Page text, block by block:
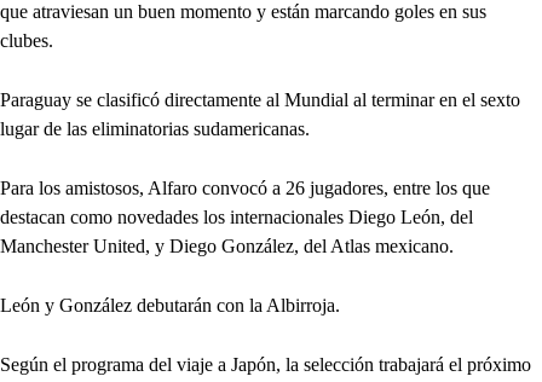
que atraviesan un buen momento y están marcando goles en sus
clubes.
Paraguay se clasificó directamente al Mundial al terminar en el sexto
lugar de las eliminatorias sudamericanas.
Para los amistosos, Alfaro convocó a 26 jugadores, entre los que
destacan como novedades los internacionales Diego León, del
Manchester United, y Diego González, del Atlas mexicano.
León y González debutarán con la Albirroja.
Según el programa del viaje a Japón, la selección trabajará el próximo